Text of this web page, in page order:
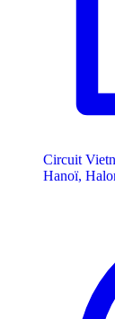
Circuit
Hanoï,